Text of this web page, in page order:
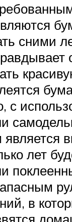
сними
с
является
лет
в